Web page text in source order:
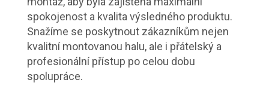
spokojenost a kvalita výsledného produktu.
Snažíme se poskytnout zákazníkům nejen
kvalitní montovanou halu, ale i přátelský a
profesionální přístup po celou dobu
spolupráce.